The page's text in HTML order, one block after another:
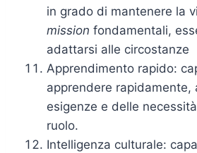
in grado di mantenere la
mission fondamentali,
adattarsi alle circostanze
Apprendimento rapido:
apprendere rapidamente,
esigenze e delle
ruolo.
Intelligenza culturale: